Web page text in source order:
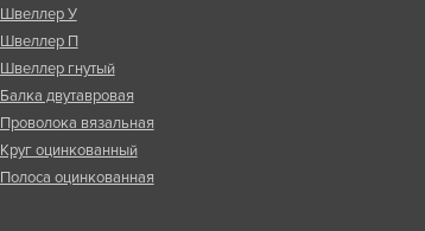
Швеллер У
Швеллер П
Швеллер гнутый
Балка двутавровая
Проволока вязальная
Круг оцинкованный
Полоса оцинкованная